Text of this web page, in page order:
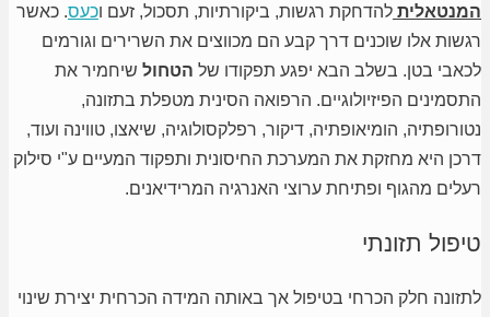
המנטאלית להדחקת רגשות, ביקורתיות, תסכול, זעם וכעס. כאשר
רגשות אלו שוכנים דרך קבע הם מכווצים את השרירים וגורמים
לכאבי בטן. בשלב הבא יפגע תפקודו של הטחול שיחמיר את
התסמינים הפיזיולוגיים. הרפואה הסינית מטפלת בתזונה,
נטורופתיה, הומיאופתיה, דיקור, רפלקסולוגיה, שיאצו, טווינה ועוד,
דרכן היא מחזקת את המערכת החיסונית ותפקוד המעיים ע"י סילוק
רעלים מהגוף ופתיחת ערוצי האנרגיה המרידיאנים.
טיפול תזונתי
לתזונה חלק הכרחי בטיפול אך באותה המידה הכרחית יצירת שינוי